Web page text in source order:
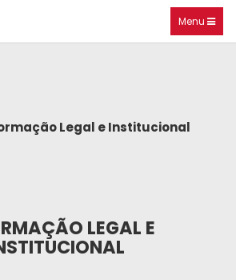
Toggle
navigation
Menu
Legal e Institucional
LEGAL E